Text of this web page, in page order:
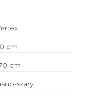
cm
cm
szary